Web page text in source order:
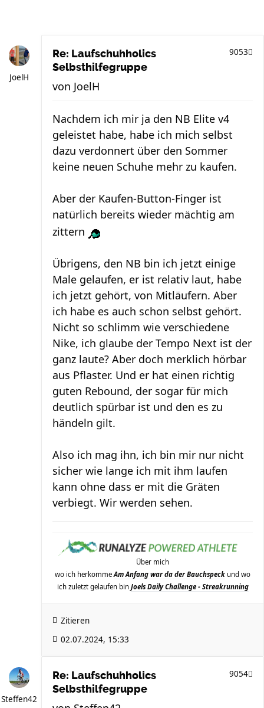
JoelH
Re: Laufschuhholics
Selbsthilfegruppe
9053
von JoelH
Nachdem ich mir ja den NB Elite v4
geleistet habe, habe ich mich selbst
dazu verdonnert über den Sommer
keine neuen Schuhe mehr zu kaufen.
Aber der Kaufen-Button-Finger ist
natürlich bereits wieder mächtig am
zittern
Übrigens, den NB bin ich jetzt einige
Male gelaufen, er ist relativ laut, habe
ich jetzt gehört, von Mitläufern. Aber
ich habe es auch schon selbst gehört.
Nicht so schlimm wie verschiedene
Nike, ich glaube der Tempo Next ist der
ganz laute? Aber doch merklich hörbar
aus Pflaster. Und er hat einen richtig
guten Rebound, der sogar für mich
deutlich spürbar ist und den es zu
händeln gilt.
Also ich mag ihn, ich bin mir nur nicht
sicher wie lange ich mit ihm laufen
kann ohne dass er mit die Gräten
verbiegt. Wir werden sehen.
Über mich
wo ich herkomme Am Anfang war da der Bauchspeck und wo
ich zuletzt gelaufen bin Joels Daily Challenge - Streakrunning
Zitieren
02.07.2024, 15:33
Steffen42
Re: Laufschuhholics
Selbsthilfegruppe
9054